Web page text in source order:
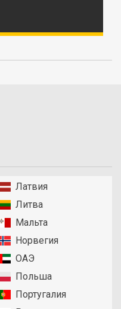
Латвия
Литва
Мальта
Норвегия
ОАЭ
Польша
Португалия